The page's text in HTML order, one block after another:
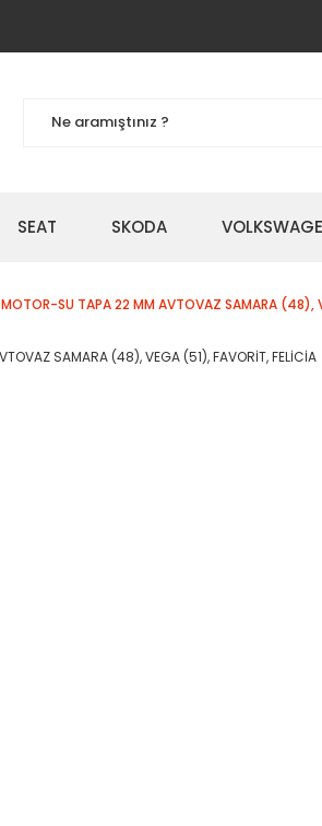
SEAT SKODA
MOTOR-SU TAPA 22 MM AVTOVAZ SAMARA (48),